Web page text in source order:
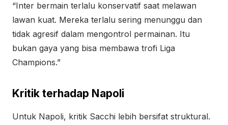
“Inter bermain terlalu konservatif saat melawan
lawan kuat. Mereka terlalu sering menunggu dan
tidak agresif dalam mengontrol permainan. Itu
bukan gaya yang bisa membawa trofi Liga
Champions.”
Kritik terhadap Napoli
Untuk Napoli, kritik Sacchi lebih bersifat struktural.